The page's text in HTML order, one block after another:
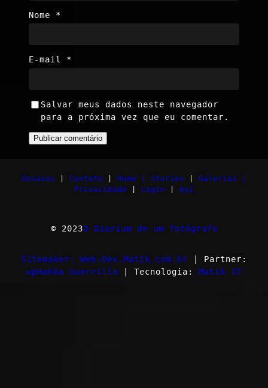
Nome *
E-mail *
Salvar meus dados neste navegador
para a próxima vez que eu comentar.
Ensaios Contato Home | Stories
Galerias |
Privacidade
Login myI
© 2023O Diarium de um fotógrafo
Sitemaker: Web-Dev.Matik.com.br | Partner:
wpHakka Guerrilla | Tecnologia: Matik IT